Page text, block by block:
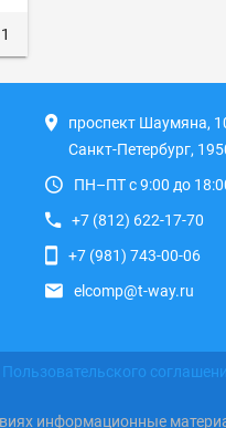
1
проспект Шаумяна,
Санкт-Петербург,
ПН–ПТ с 9:00 до
+7 (812) 622-17-70
+7 (981) 743-00-06
elcomp@t-way.ru
Пользовательского
информационные